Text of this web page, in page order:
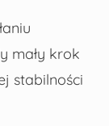
mały krok
stabilności